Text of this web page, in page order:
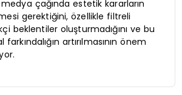
çağında estetik kararların
gerektiğini, özellikle filtreli
beklentiler oluşturmadığını ve bu
artırılmasının önem